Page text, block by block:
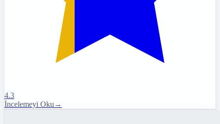
4.3
İncelemeyi Oku →